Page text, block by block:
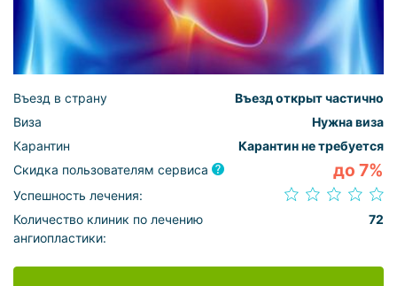
Въезд в страну
Въезд открыт частично
Виза
Нужна виза
Карантин
Карантин не требуется
Скидка пользователям сервиса
до 7%
Успешность лечения:
Количество клиник по лечению
ангиопластики:
72